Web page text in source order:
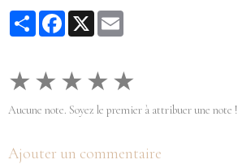
PartagerFacebook
X
★ ★ ★ ★ ★
Aucune note. Soyez le premier à attribuer une note !
Ajouter un commentaire